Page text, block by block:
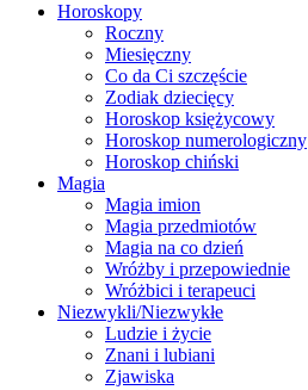
Horoskopy
Roczny
Miesięczny
Co da Ci szczęście
Zodiak dziecięcy
Horoskop księżycowy
Horoskop numerologiczny
Horoskop chiński
Magia
Magia imion
Magia przedmiotów
Magia na co dzień
Wróżby i przepowiednie
Wróżbici i terapeuci
Niezwykli/Niezwykłe
Ludzie i życie
Znani i lubiani
Zjawiska